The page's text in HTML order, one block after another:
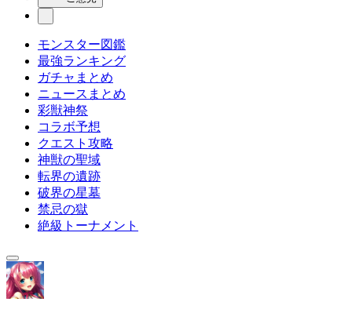
モンスター図鑑
最強ランキング
ガチャまとめ
ニュースまとめ
彩獣神祭
コラボ予想
クエスト攻略
神獣の聖域
転界の遺跡
破界の星墓
禁忌の獄
絶級トーナメント